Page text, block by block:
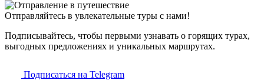
Отправляйтесь в увлекательные туры с нами!
Подписывайтесь, чтобы первыми узнавать о горящих турах,
выгодных предложениях и уникальных маршрутах.
Подписаться на Telegram